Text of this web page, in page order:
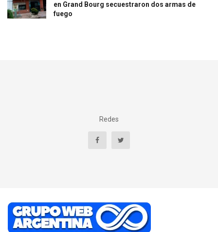
en Grand Bourg secuestraron dos armas de
fuego
Redes